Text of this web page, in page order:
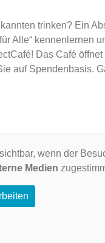
trinken? Ein
Alle“ kennenlernen
Das Café
auf Spendenbasis.
wenn der
Medien